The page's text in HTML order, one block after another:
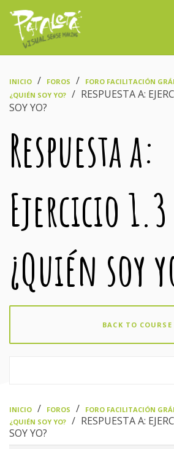
INICIO FOROS FORO FACILITACIÓN
¿QUIÉN SOY YO?
RESPUESTA A:
SOY YO?
Respuesta a:
Ejercicio
¿Quién soy
BACK TO COURSE
INICIO FOROS FORO FACILITACIÓN
¿QUIÉN SOY YO?
RESPUESTA A:
SOY YO?